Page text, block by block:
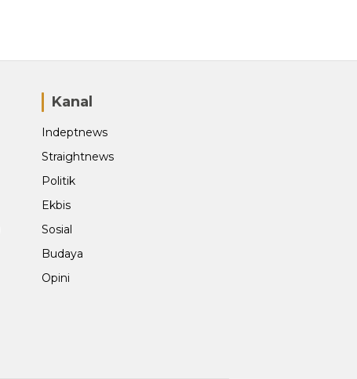
Kanal
Indeptnews
Straightnews
Politik
Ekbis
Sosial
Budaya
Opini